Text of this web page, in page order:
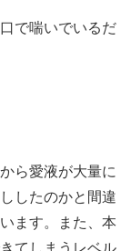
で喘いでいるだ
ら愛液が大量に
したのかと間違
ます。また、本
てしまうレベル